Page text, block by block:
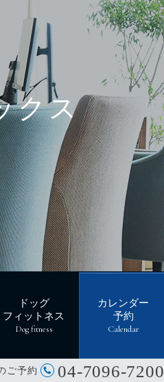
クス
ドッグ
フィットネス
Dog fitness
カレンダー
予約
Calendar
ご予約 04-7096-7200
ドッグ
フィットネス
Dog fitness
カレンダー
予約
Calendar